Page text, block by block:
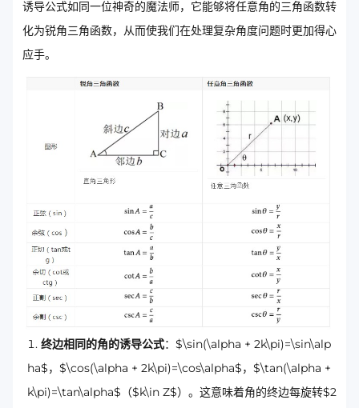
诱导公式如同一位神奇的魔法师，它能够将任意角的三角函数转
化为锐角三角函数，从而使我们在处理复杂角度问题时更加得心
应手。
终边相同的角的诱导公式：$\sin(\alpha + 2k\pi)=\sin\alp
ha$，$\cos(\alpha + 2k\pi)=\cos\alpha$，$\tan(\alpha +
k\pi)=\tan\alpha$（$k\in Z$）。这意味着角的终边每旋转$2